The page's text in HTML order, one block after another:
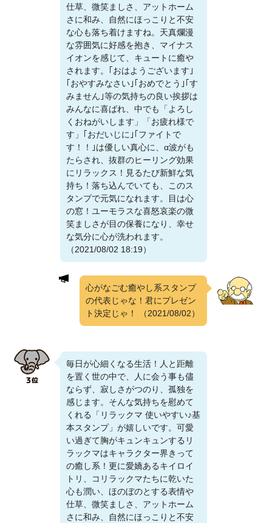
仕草、微笑ましさ、アットホーム
さに和み、自然にほっこりと不安
な心も落ち着けますね。天真爛漫
な雰囲気に好感を抱き、マイナス
イオンを感じて、キュートに癒や
されます。｢おはようございます｣
｢おやすみなさい｣｢おめでとう｣｢す
みません｣等の気持ちの良い挨拶は
みんなに喜ばれ、中でも「よろし
くおねがいします」「お疲れ様で
す」｢おだいじに｣｢ファイトで
す！！｣は優しい真心に、α波がも
たらされ、抜群のヒーリング効果
にリラックス！見るたび新鮮な気
持ち！落ち込んでいても、このス
タンプで元気になれます。目は心
の窓！ユーモラスな喜怒哀楽の微
笑ましさが目の保養になり、幸せ
な気分に心が洗われます。
（2021/08/02 18:19）
心がなごむ癒やし系スタンプ
の代表じゃな！君にプレゼン
ト決定じゃ！
（2021/08/02）
毎日が心細くなる生活！人と距離
を置く世の中で、人に会う事も儘
ならず、寂しさがつのり、孤独を
感じます。そんな気持ちを慰めて
くれる「リラックマ 使いやすい♪基
本スタンプ」が嬉しいです。可愛
い過ぎて胸がキュンキュンするリ
ラックマはキャラクター界きって
の癒し系！更に愛嬌あるキイロイ
トリ、コリラックマたちに乾いた
心も潤い、ほのぼのとする表情や
仕草、微笑ましさ、アットホーム
さに和み、自然にほっこりと不安